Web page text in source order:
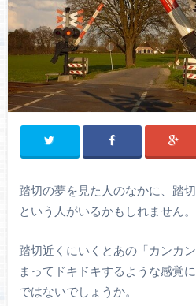
踏切の夢を見た人のなかに、踏
という人がいるかもしれません。
踏切近くにいくとあの「カンカ
まってドキドキするような感覚
ではないでしょうか。